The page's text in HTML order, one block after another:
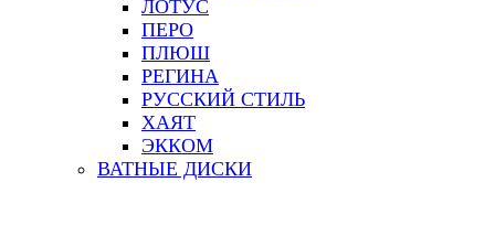
ЛОТУС
ПЕРО
ПЛЮШ
РЕГИНА
РУССКИЙ СТИЛЬ
ХАЯТ
ЭККОМ
ВАТНЫЕ ДИСКИ